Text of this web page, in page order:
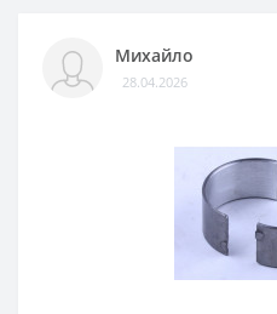
Михайло
28.04.2026